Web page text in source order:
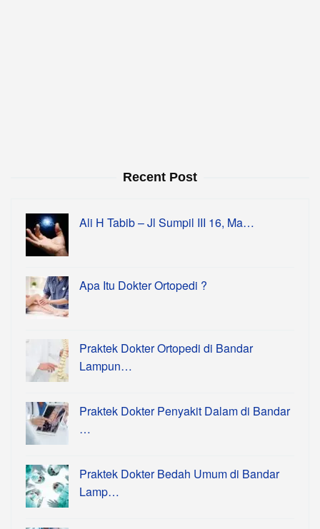
Recent Post
Ali H Tabib – Jl Sumpil III 16, Ma…
Apa Itu Dokter Ortopedi ?
Praktek Dokter Ortopedi di Bandar
Lampun…
Praktek Dokter Penyakit Dalam di Bandar
…
Praktek Dokter Bedah Umum di Bandar
Lamp…